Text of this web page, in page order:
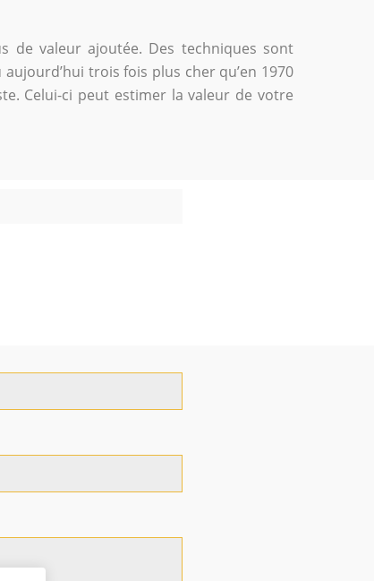
de valeur ajoutée. Des techniques sont
trois fois plus cher qu’en 1970
Celui-ci peut estimer la valeur de votre